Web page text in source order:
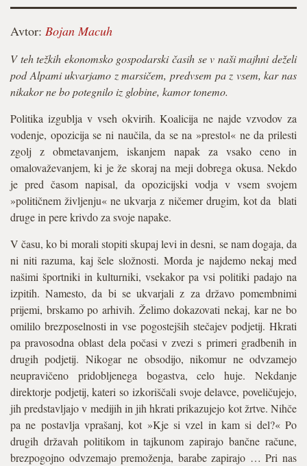
Avtor: Bojan Macuh
V teh težkih ekonomsko gospodarski časih se v naši majhni deželi
pod Alpami ukvarjamo z marsičem, predvsem pa z vsem, kar nas
nikakor ne bo potegnilo iz globine, kamor tonemo.
Politika izgublja v vseh okvirih. Koalicija ne najde vzvodov za
vodenje, opozicija se ni naučila, da se na »prestol« ne da prilesti
zgolj z obmetavanjem, iskanjem napak za vsako ceno in
omalovaževanjem, ki je že skoraj na meji dobrega okusa. Nekdo
je pred časom napisal, da opozicijski vodja v vsem svojem
»političnem življenju« ne ukvarja z ničemer drugim, kot da blati
druge in pere krivdo za svoje napake.
V času, ko bi morali stopiti skupaj levi in desni, se nam dogaja, da
ni niti razuma, kaj šele složnosti. Morda je najdemo nekaj med
našimi športniki in kulturniki, vsekakor pa vsi politiki padajo na
izpitih. Namesto, da bi se ukvarjali z za državo pomembnimi
prijemi, brskamo po arhivih. Želimo dokazovati nekaj, kar ne bo
omililo brezposelnosti in vse pogostejših stečajev podjetij. Hkrati
pa pravosodna oblast dela počasi v zvezi s primeri gradbenih in
drugih podjetij. Nikogar ne obsodijo, nikomur ne odvzamejo
neupravičeno pridobljenega bogastva, celo huje. Nekdanje
direktorje podjetij, kateri so izkoriščali svoje delavce, poveličujejo,
jih predstavljajo v medijih in jih hkrati prikazujejo kot žrtve. Nihče
pa ne postavlja vprašanj, kot »Kje si vzel in kam si del?« Po
drugih državah politikom in tajkunom zapirajo bančne račune,
brezpogojno odvzemajo premoženja, barabe zapirajo … Pri nas